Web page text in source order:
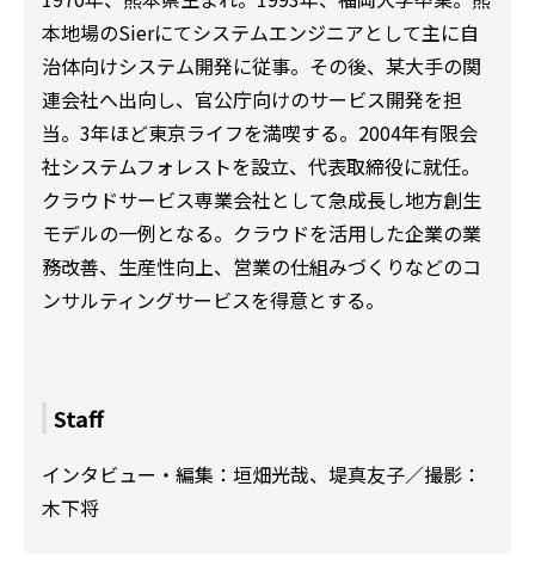
本地場のSierにてシステムエンジニアとして主に自
治体向けシステム開発に従事。その後、某大手の関
連会社へ出向し、官公庁向けのサービス開発を担
当。3年ほど東京ライフを満喫する。2004年有限会
社システムフォレストを設立、代表取締役に就任。
クラウドサービス専業会社として急成長し地方創生
モデルの一例となる。クラウドを活用した企業の業
務改善、生産性向上、営業の仕組みづくりなどのコ
ンサルティングサービスを得意とする。
Staff
インタビュー・編集： 垣畑光哉、 堤真友子／撮影：
木下将